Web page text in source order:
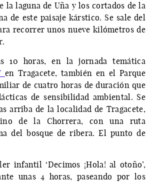
laguna de Uña y los cortados de la
de este paisaje kárstico. Se sale del
recorrer unos nueve kilómetros de
10 horas, en la jornada temática
en Tragacete, también en el Parque
de cuatro horas de duración que
de sensibilidad ambiental. Se
arriba de la localidad de Tragacete,
de la Chorrera, con una ruta
del bosque de ribera. El punto de
infantil ‘Decimos ¡Hola! al otoño’,
unas 4 horas, paseando por los